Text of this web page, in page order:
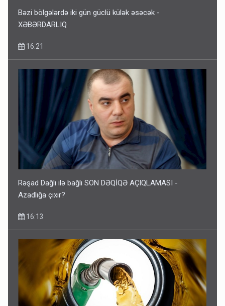
Bəzi bölgələrdə iki gün güclü külək əsəcək -
XƏBƏRDARLIQ
16:21
Rəşad Dağlı ilə bağlı SON DƏQİQƏ AÇIQLAMASI -
Azadlığa çıxır?
16:13